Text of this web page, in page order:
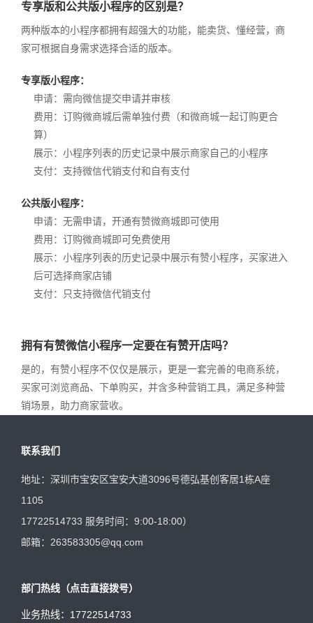
专享版和公共版小程序的区别是？
两种版本的小程序都拥有超强大的功能，能卖货、懂经营，商
家可根据自身需求选择合适的版本。
专享版小程序：
申请：需向微信提交申请并审核
费用：订购微商城后需单独付费（和微商城一起订购更合
算）
展示：小程序列表的历史记录中展示商家自己的小程序
支付：支持微信代销支付和自有支付
公共版小程序：
申请：无需申请，开通有赞微商城即可使用
费用：订购微商城即可免费使用
展示：小程序列表的历史记录中展示有赞小程序，买家进入
后可选择商家店铺
支付：只支持微信代销支付
拥有有赞微信小程序一定要在有赞开店吗？
是的，有赞小程序不仅仅是展示，更是一套完善的电商系统，
买家可浏览商品、下单购买，并含多种营销工具，满足多种营
销场景，助力商家营收。
联系我们
地址：深圳市宝安区宝安大道3096号德弘基创客居1栋A座
1105
17722514733 服务时间：9:00-18:00）
邮箱：263583305@qq.com
部门热线（点击直接拨号）
业务热线： 17722514733